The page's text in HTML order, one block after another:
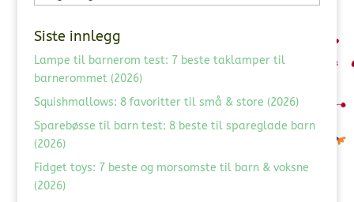
Siste innlegg
Lampe til barnerom test: 7 beste taklamper til
barnerommet (2026)
Squishmallows: 8 favoritter til små & store (2026)
Sparebøsse til barn test: 8 beste til spareglade barn
(2026)
Fidget toys: 7 beste og morsomste til barn & voksne
(2026)